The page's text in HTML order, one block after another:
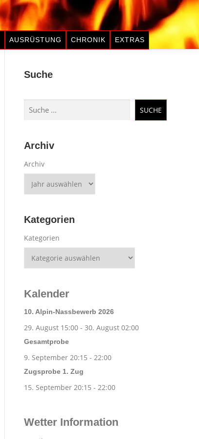
AUSRÜSTUNG CHRONIK EXTRAS
Suche
Suchen
SUCHE
Archiv
Archiv
Kategorien
Kategorien
Kalender
10. Alpin-Nassbewerb 2026
29. August 15:00 - 30. August 02:00
Gesamtprobe
9. September 20:15 - 22:00
Zugsprobe 1. Zug
15. September 20:15 - 22:00
Wetter Information